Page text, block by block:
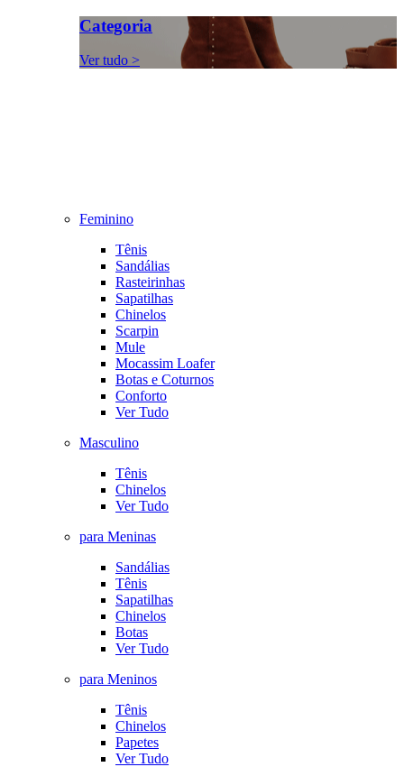
Categoria
Ver tudo >
Feminino
Tênis
Sandálias
Rasteirinhas
Sapatilhas
Chinelos
Scarpin
Mule
Mocassim Loafer
Botas e Coturnos
Conforto
Ver Tudo
Masculino
Tênis
Chinelos
Ver Tudo
para Meninas
Sandálias
Tênis
Sapatilhas
Chinelos
Botas
Ver Tudo
para Meninos
Tênis
Chinelos
Papetes
Ver Tudo